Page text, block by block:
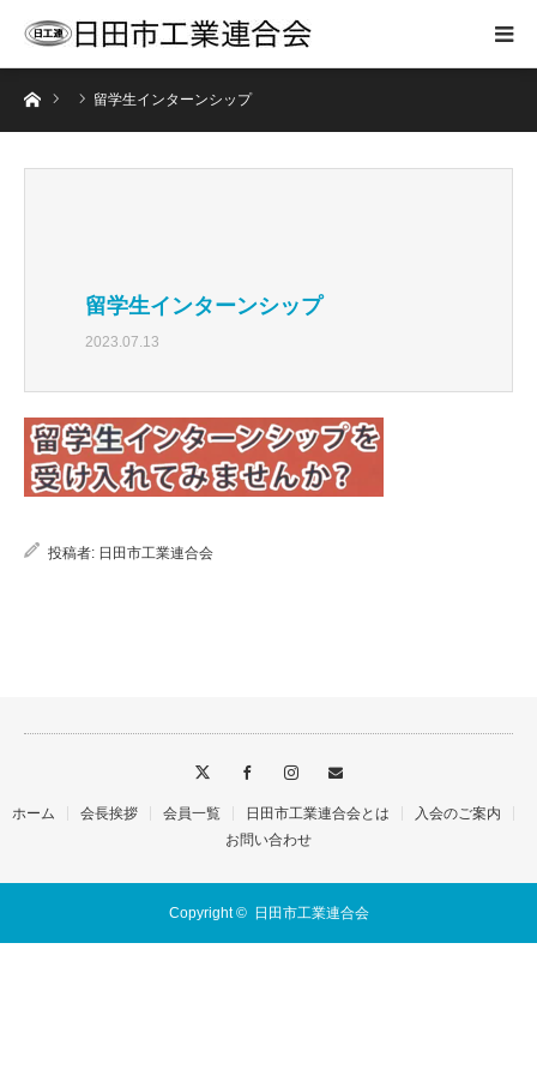
ホーム 留学生インターンシップ
留学生インターンシップ
2023.07.13
投稿者: 日田市工業連合会
ホーム 会長挨拶 会員一覧 日田市工業連合会とは
入会のご案内
お問い合わせ
Copyright © 日田市工業連合会